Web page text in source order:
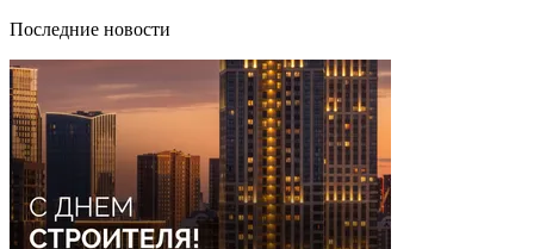
Последние новости